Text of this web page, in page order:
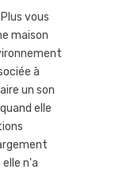
vous
maison
à
un son
elle
n'a